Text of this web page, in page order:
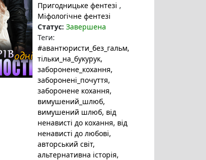
Пригодницьке фентезі ,
Міфологічне фентезі
Статус: Завершена
Теги:
#авантюристи_без_гальм,
тільки_на_букурук,
заборонене_кохання,
заборонені_почуття,
заборонене кохання,
вимушений_шлюб,
вимушений шлюб, від
ненависті до кохання, від
ненависті до любові,
авторський світ,
альтернативна історія,